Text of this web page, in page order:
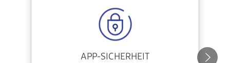
APP-SICHERHEIT